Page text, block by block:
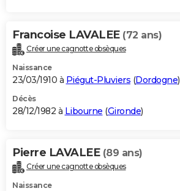
Francoise LAVALEE (72 ans)
Créer une cagnotte obsèques
Naissance
23/03/1910 à Piégut-Pluviers (Dordogne)
Décès
28/12/1982 à Libourne (Gironde)
Pierre LAVALEE (89 ans)
Créer une cagnotte obsèques
Naissance